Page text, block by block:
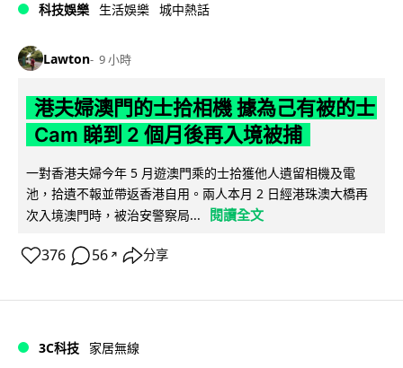
科技娛樂 生活娛樂 城中熱話
Lawton 9 小時
港夫婦澳門的士拾相機 據為己有被的士
Cam 睇到 2 個月後再入境被捕
一對香港夫婦今年 5 月遊澳門乘的士拾獲他人遺留相機及電
池，拾遺不報並帶返香港自用。兩人本月 2 日經港珠澳大橋再
次入境澳門時，被治安警察局...
閱讀全文
376 56 ↗ 分享
3C科技 家居無線